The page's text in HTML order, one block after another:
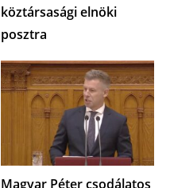
köztársasági elnöki
posztra
Magyar Péter csodálatos